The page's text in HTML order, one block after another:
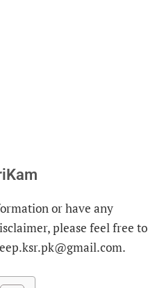
or have any
please feel free to